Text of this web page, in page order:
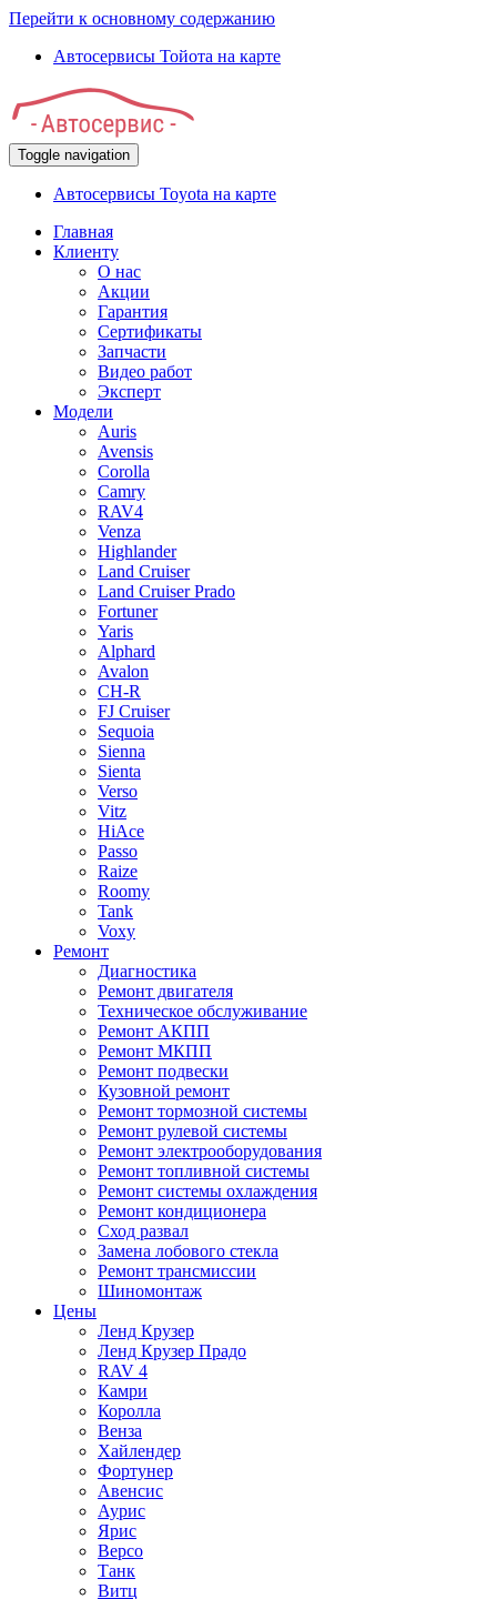
Перейти к основному содержанию
Автосервисы Тойота на карте
Toggle navigation
Автосервисы Toyota на карте
Главная
Клиенту
О нас
Акции
Гарантия
Сертификаты
Запчасти
Видео работ
Эксперт
Модели
Auris
Avensis
Corolla
Camry
RAV4
Venza
Highlander
Land Cruiser
Land Cruiser Prado
Fortuner
Yaris
Alphard
Avalon
CH-R
FJ Cruiser
Sequoia
Sienna
Sienta
Verso
Vitz
HiAce
Passo
Raize
Roomy
Tank
Voxy
Ремонт
Диагностика
Ремонт двигателя
Техническое обслуживание
Ремонт АКПП
Ремонт МКПП
Ремонт подвески
Кузовной ремонт
Ремонт тормозной системы
Ремонт рулевой системы
Ремонт электрооборудования
Ремонт топливной системы
Ремонт системы охлаждения
Ремонт кондиционера
Сход развал
Замена лобового стекла
Ремонт трансмиссии
Шиномонтаж
Цены
Ленд Крузер
Ленд Крузер Прадо
RAV 4
Камри
Королла
Венза
Хайлендер
Фортунер
Авенсис
Аурис
Ярис
Версо
Танк
Витц